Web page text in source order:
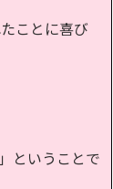
ことに喜び
ということで